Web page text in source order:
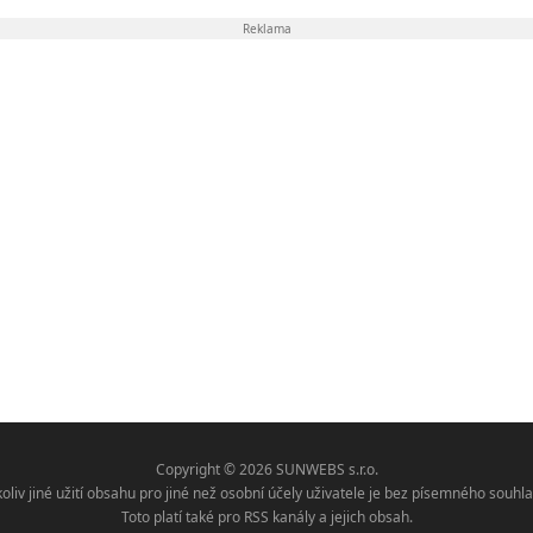
Reklama
Copyright © 2026 SUNWEBS s.r.o.
jiné užití obsahu pro jiné než osobní účely uživatele je bez písemného
Toto platí také pro RSS kanály a jejich obsah.